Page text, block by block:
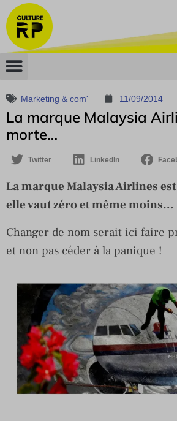
Marketing & com' 11/09/2014
La marque Malaysia
morte…
Twitter LinkedIn
La marque Malaysia Airlines
elle vaut zéro et même moins…
Changer de nom serait ici faire
et non pas céder à la panique !